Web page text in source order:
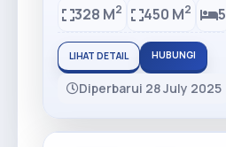
328 M2 450 M2 5
LIHAT DETAIL HUBUNGI
Diperbarui 28 July 2025